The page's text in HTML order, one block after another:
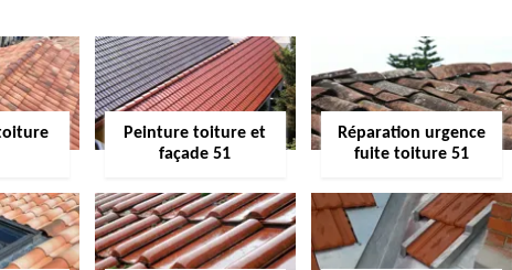
Peinture toiture et
façade 51
Réparation urgence
fuite toiture 51